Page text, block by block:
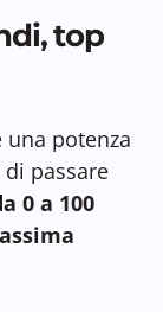
top
una potenza
passare
0 a 100